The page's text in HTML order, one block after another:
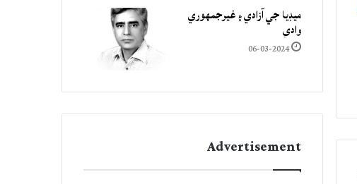
ميڊيا جي آزادي ۽ غيرجمھوري
وادي
06-03-2024
Advertisement